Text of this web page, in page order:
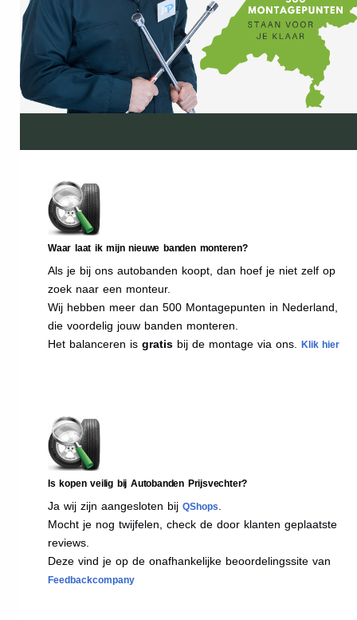
Waar laat ik mijn nieuwe banden monteren?
Als je bij ons autobanden koopt, dan hoef je niet zelf op
zoek naar een monteur.
Wij hebben meer dan 500 Montagepunten in Nederland,
die voordelig jouw banden monteren.
Het balanceren is gratis bij de montage via ons. Klik hier
Is kopen veilig bij Autobanden Prijsvechter?
Ja wij zijn aangesloten bij QShops
Mocht je nog twijfelen, check de door klanten geplaatste
reviews.
Deze vind je op de onafhankelijke beoordelingssite van
Feedbackcompany